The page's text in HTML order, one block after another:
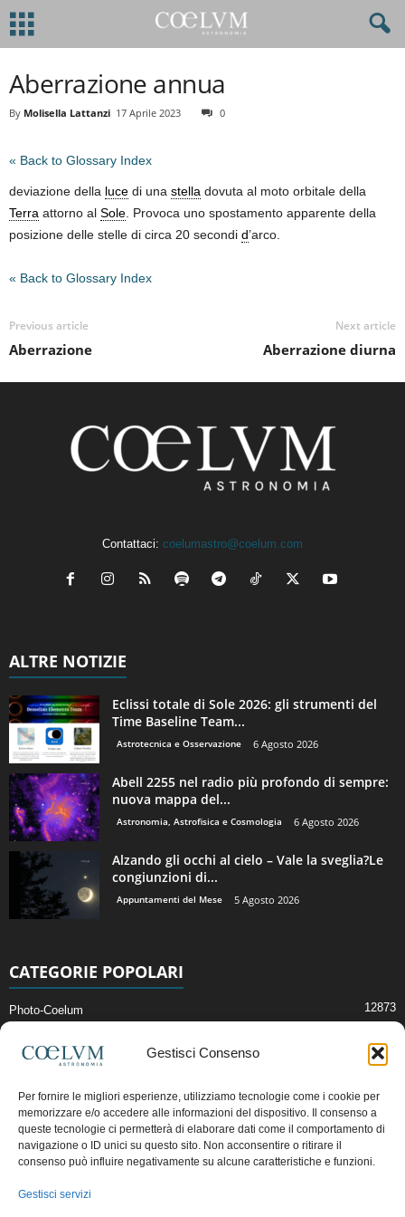
Gestisci Consenso
Per fornire le migliori esperienze, utilizziamo tecnologie come i cookie per
memorizzare e/o accedere alle informazioni del dispositivo. Il consenso a
queste tecnologie ci permetterà di elaborare dati come il comportamento di
navigazione o ID unici su questo sito. Non acconsentire o ritirare il
consenso può influire negativamente su alcune caratteristiche e funzioni.
Gestisci servizi
Aberrazione annua
By Molisella Lattanzi 17 Aprile 2023 0
« Back to Glossary Index
deviazione della luce di una stella dovuta al moto orbitale della
Terra attorno al Sole . Provoca uno spostamento apparente della
posizione delle stelle di circa 20 secondi d’arco.
« Back to Glossary Index
Previous article
Aberrazione
Next article
Aberrazione diurna
Contattaci: coelumastro@coelum.com
ALTRE NOTIZIE
Eclissi totale di Sole 2026: gli strumenti del
Time Baseline Team...
Astrotecnica e Osservazione 6 Agosto 2026
Abell 2255 nel radio più profondo di sempre:
nuova mappa del...
Astronomia, Astrofisica e Cosmologia 6 Agosto 2026
Alzando gli occhi al cielo – Vale la sveglia?Le
congiunzioni di...
Appuntamenti del Mese 5 Agosto 2026
CATEGORIE POPOLARI
Photo-Coelum 12873
News di Astronomia 2409
Cielo del Mese
Astronomia, Astrofisica e Cosmologia
Articoli e Risorse On-Line